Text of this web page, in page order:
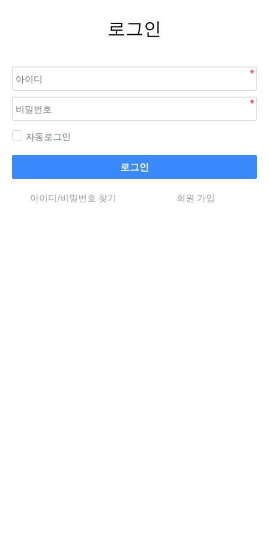
로그인
자동로그인
로그인
아이디/비밀번호 찾기 회원 가입